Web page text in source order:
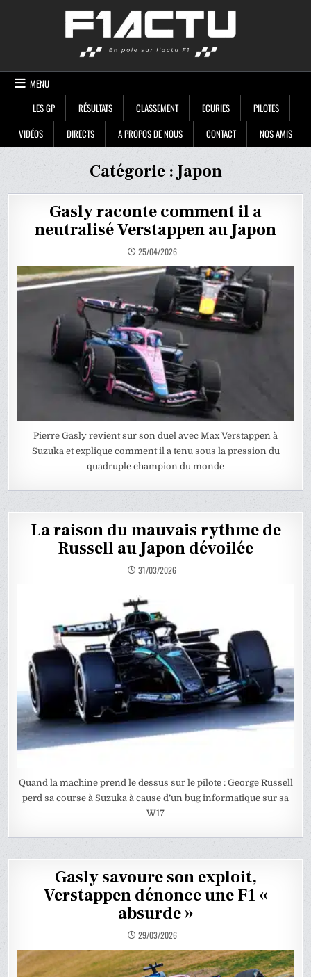
MENU
LES GP
RÉSULTATS CLASSEMENT ECURIES
PILOTES
VIDÉOS
DIRECTS A PROPOS DE NOUS CONTACT NOS AMIS
Catégorie :Japon
Gasly raconte comment il a
neutralisé Verstappen au Japon
25/04/2026
Pierre Gasly revient sur son duel avec Max Verstappen à
Suzuka et explique comment il a tenu sous la pression du
quadruple champion du monde
La raison du mauvais rythme de
Russell au Japon dévoilée
31/03/2026
Quand la machine prend le dessus sur le pilote : George Russell
perd sa course à Suzuka à cause d’un bug informatique sur sa
W17
Gasly savoure son exploit,
Verstappen dénonce une F1 «
absurde »
29/03/2026